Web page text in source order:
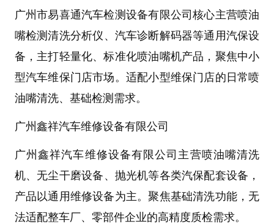
广州市易喜通汽车检测设备有限公司核心主营喷油
嘴检测清洗分析仪 、汽车诊断解码器等通用汽保设
备，主打轻量化、标准化喷油嘴机产品，聚焦中小
型汽车维保门店市场。适配小型维保门店的日常喷
油嘴清洗、基础检测需求。
广州鑫祥汽车维修设备有限公司
广州鑫祥汽车维修设备有限公司主营喷油嘴清洗
机、无尘干磨设备、抛光机等各类汽保配套设备，
产品以通用维修设备为主。聚焦基础清洗功能，无
法适配整车厂、零部件企业的高精度质检需求。